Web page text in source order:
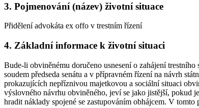
3. Pojmenování (název) životní situace
Přidělení advokáta ex offo v trestním řízení
4. Základní informace k životní situaci
Bude-li obviněnému doručeno usnesení o zahájení
soudem předseda senátu a v přípravném řízení na návrh
prokazujících nepříznivou majetkovou a sociální situaci
výslovného návrhu obviněného, jeví se jako jistější, pokud
hradit náklady spojené se zastupováním obhájcem. V